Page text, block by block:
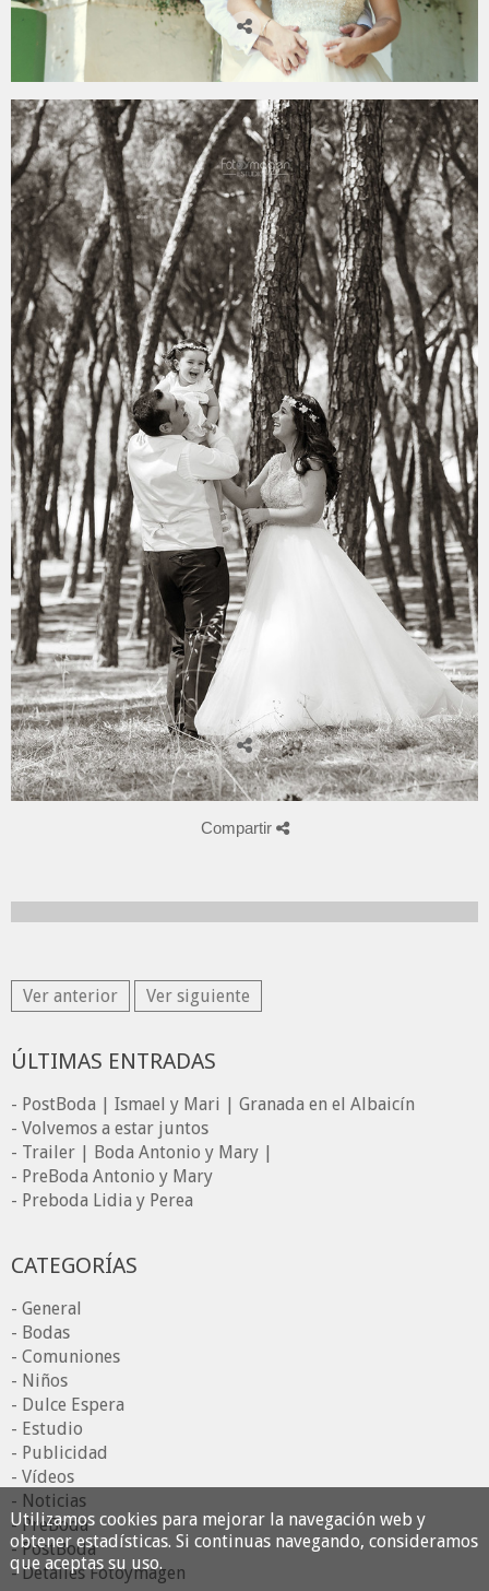
Compartir
Ver anterior Ver siguiente
ÚLTIMAS ENTRADAS
- PostBoda | Ismael y Mari | Granada en el Albaicín
- Volvemos a estar juntos
- Trailer | Boda Antonio y Mary |
- PreBoda Antonio y Mary
- Preboda Lidia y Perea
CATEGORÍAS
- General
- Bodas
- Comuniones
- Niños
- Dulce Espera
- Estudio
- Publicidad
- Vídeos
- Noticias
- PreBoda
- PostBoda
- Detalles Fotoymagen
Utilizamos cookies para mejorar la navegación web y
obtener estadísticas. Si continuas navegando, consideramos
que aceptas su uso.